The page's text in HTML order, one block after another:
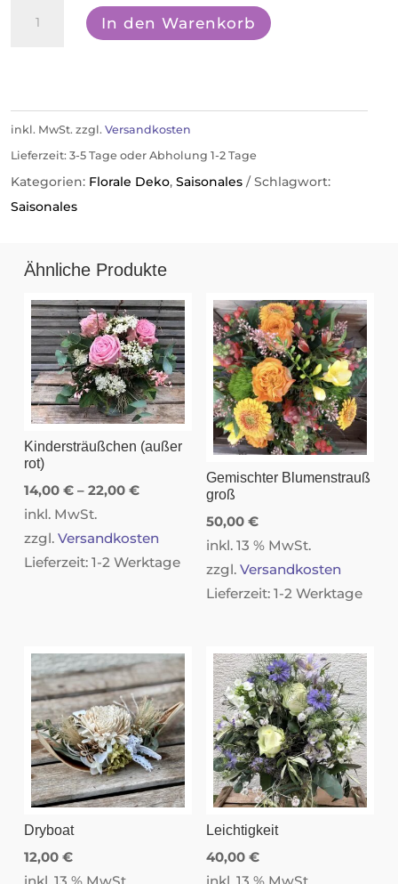
Pampassonne
In den Warenkorb
inkl. MwSt. zzgl. Versandkosten
Lieferzeit: 3-5 Tage oder Abholung 1-2 Tage
Kategorien: Florale Deko, Saisonales
Schlagwort:
Saisonales
Ähnliche Produkte
Kindersträußchen (außer
rot)
14,00 € – 22,00 €
inkl. MwSt.
zzgl. Versandkosten
Lieferzeit: 1-2 Werktage
Gemischter Blumenstrauß
groß
50,00 €
inkl. 13 % MwSt.
zzgl. Versandkosten
Lieferzeit: 1-2 Werktage
Dryboat
12,00 €
Leichtigkeit
40,00 €